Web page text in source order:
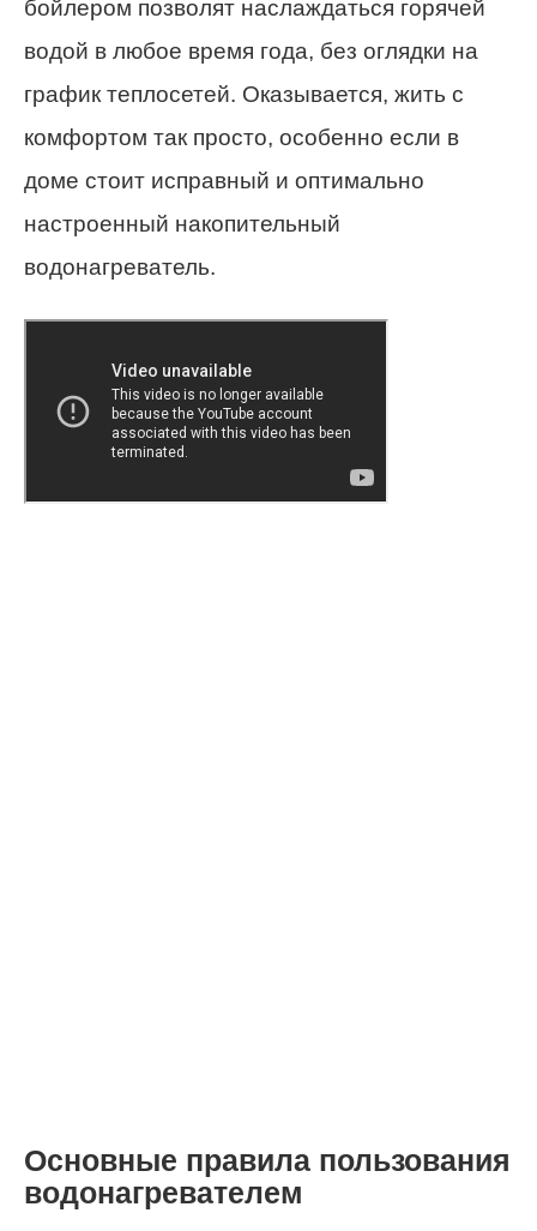
бойлером позволят наслаждаться горячей
водой в любое время года, без оглядки на
график теплосетей. Оказывается, жить с
комфортом так просто, особенно если в
доме стоит исправный и оптимально
настроенный накопительный
водонагреватель.
Основные правила пользования
водонагревателем